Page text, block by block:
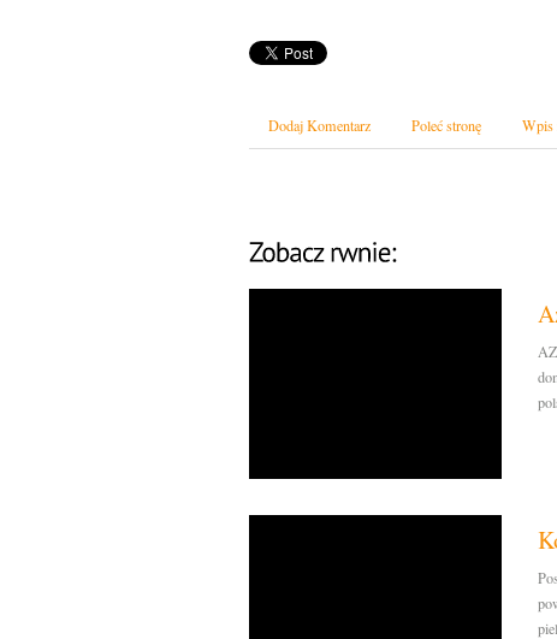
Dodaj Komentarz Poleć stronę Wpis